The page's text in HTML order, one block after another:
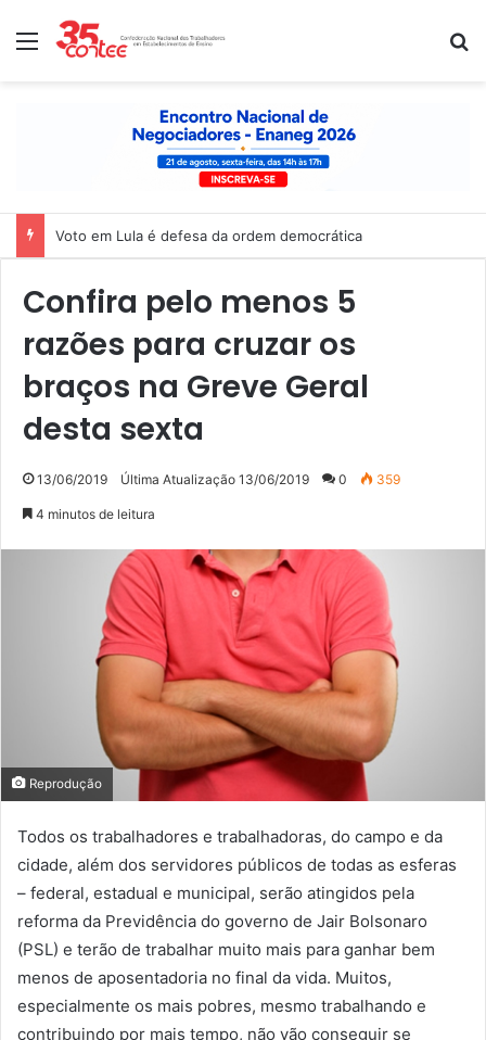
Menu
Nota de solidariedade ao povo venezuelano
Confira pelo menos 5
razões para cruzar os
braços na Greve Geral
desta sexta
13/06/2019 Última Atualização 13/06/2019 0 359
4 minutos de leitura
Reprodução
Todos os trabalhadores e trabalhadoras, do campo e da
cidade, além dos servidores públicos de todas as esferas
– federal, estadual e municipal, serão atingidos pela
reforma da Previdência do governo de Jair Bolsonaro
(PSL) e terão de trabalhar muito mais para ganhar bem
menos de aposentadoria no final da vida. Muitos,
especialmente os mais pobres, mesmo trabalhando e
contribuindo por mais tempo, não vão conseguir se